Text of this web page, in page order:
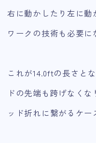
右に動かしたり左に動
ワークの技術も必要に
これが14.0ftの長さと
ドの先端も跨げなく
ッド折れに繋がるケー